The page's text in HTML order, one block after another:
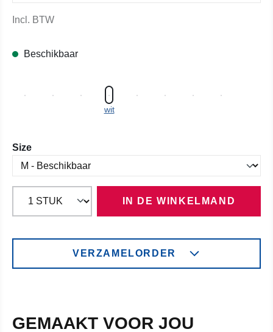
Incl. BTW
Beschikbaar
wit
Selecteer
Size
IN DE WINKELMAND
VERZAMELORDER
GEMAAKT VOOR JOU